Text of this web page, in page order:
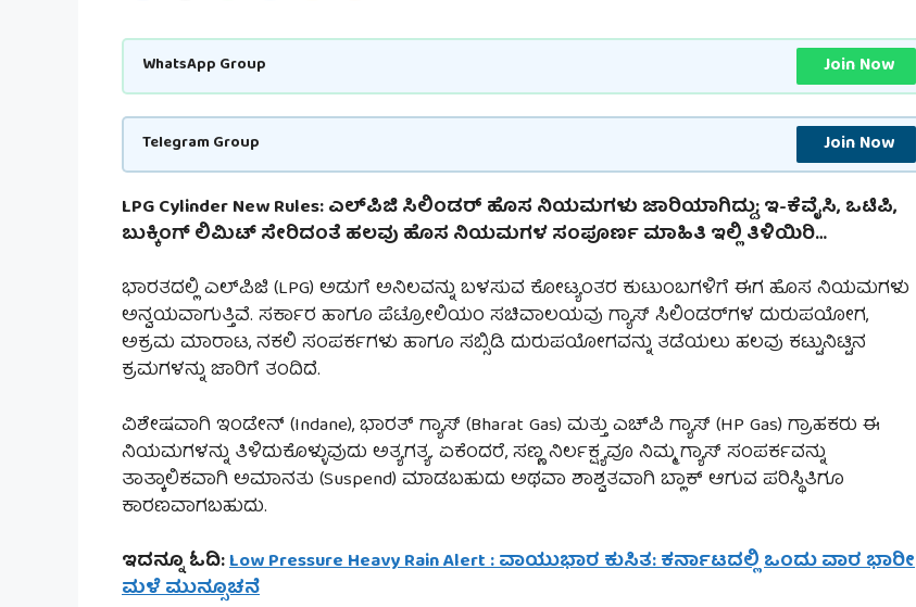
WhatsApp Group Join Now
Telegram Group Join Now
LPG Cylinder New Rules: ಎಲ್‌ಪಿಜಿ ಸಿಲಿಂಡರ್ ಹೊಸ ನಿಯಮಗಳು ಜಾರಿಯಾಗಿದ್ದು; ಇ-ಕೆವೈಸಿ, ಒಟಿಪಿ,
ಬುಕ್ಕಿಂಗ್ ಲಿಮಿಟ್ ಸೇರಿದಂತೆ ಹಲವು ಹೊಸ ನಿಯಮಗಳ ಸಂಪೂರ್ಣ ಮಾಹಿತಿ ಇಲ್ಲಿ ತಿಳಿಯಿರಿ…
ಭಾರತದಲ್ಲಿ ಎಲ್‌ಪಿಜಿ (LPG) ಅಡುಗೆ ಅನಿಲವನ್ನು ಬಳಸುವ ಕೋಟ್ಯಂತರ ಕುಟುಂಬಗಳಿಗೆ ಈಗ ಹೊಸ ನಿಯಮಗಳು
ಅನ್ವಯವಾಗುತ್ತಿವೆ. ಸರ್ಕಾರ ಹಾಗೂ ಪೆಟ್ರೋಲಿಯಂ ಸಚಿವಾಲಯವು ಗ್ಯಾಸ್ ಸಿಲಿಂಡರ್‌ಗಳ ದುರುಪಯೋಗ,
ಅಕ್ರಮ ಮಾರಾಟ, ನಕಲಿ ಸಂಪರ್ಕಗಳು ಹಾಗೂ ಸಬ್ಸಿಡಿ ದುರುಪಯೋಗವನ್ನು ತಡೆಯಲು ಹಲವು ಕಟ್ಟುನಿಟ್ಟಿನ
ಕ್ರಮಗಳನ್ನು ಜಾರಿಗೆ ತಂದಿದೆ.
ವಿಶೇಷವಾಗಿ ಇಂಡೇನ್ (Indane), ಭಾರತ್ ಗ್ಯಾಸ್ (Bharat Gas) ಮತ್ತು ಎಚ್‌ಪಿ ಗ್ಯಾಸ್ (HP Gas) ಗ್ರಾಹಕರು ಈ
ನಿಯಮಗಳನ್ನು ತಿಳಿದುಕೊಳ್ಳುವುದು ಅತ್ಯಗತ್ಯ. ಏಕೆಂದರೆ, ಸಣ್ಣ ನಿರ್ಲಕ್ಷ್ಯವೂ ನಿಮ್ಮ ಗ್ಯಾಸ್ ಸಂಪರ್ಕವನ್ನು
ತಾತ್ಕಾಲಿಕವಾಗಿ ಅಮಾನತು (Suspend) ಮಾಡಬಹುದು ಅಥವಾ ಶಾಶ್ವತವಾಗಿ ಬ್ಲಾಕ್ ಆಗುವ ಪರಿಸ್ಥಿತಿಗೂ
ಕಾರಣವಾಗಬಹುದು.
ಇದನ್ನೂ ಓದಿ:Low Pressure Heavy Rain Alert : ವಾಯುಭಾರ ಕುಸಿತ: ಕರ್ನಾಟದಲ್ಲಿ ಒಂದು ವಾರ ಭಾರೀ
ಮಳೆ ಮುನ್ಸೂಚನೆ